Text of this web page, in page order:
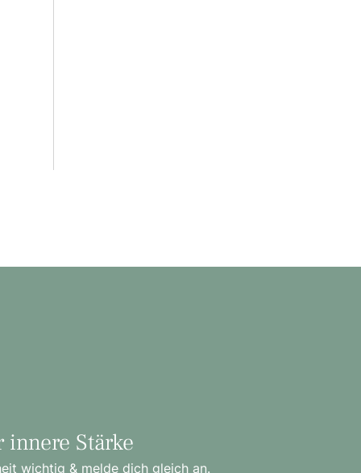
Stärke
wichtig & melde dich gleich an.